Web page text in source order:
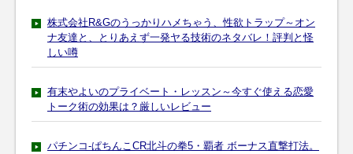
株式会社R&Gのうっかりハメちゃう、性欲トラップ～オン
ナ友達と、とりあえず一発ヤる技術のネタバレ！評判と怪
しい噂
有末やよいのプライベート・レッスン～今すぐ使える恋愛
トーク術の効果は？厳しいレビュー
パチンコ-ぱちんこCR北斗の拳5・覇者 ボーナス直撃打法。